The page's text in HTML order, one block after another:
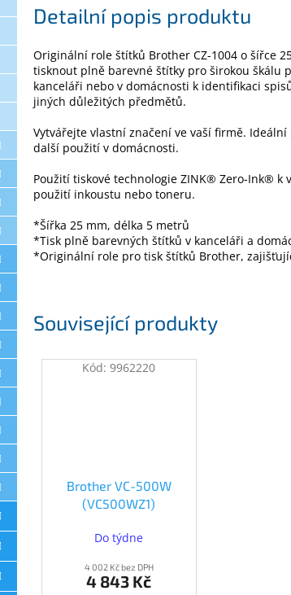
Související produkty
Brother VC-500W
(VC500WZ1)
Do týdne
4 002 Kč bez DPH
4 843 Kč
Kód:9962220
Detailní popis produktu
Originální role štítků Brother CZ-1004 o šířce
tisknout plně barevné štítky pro širokou škálu
kanceláři nebo v domácnosti k identifikaci
jiných důležitých předmětů.
Vytvářejte vlastní značení ve vaší firmě.
další použití v domácnosti.
Použití tiskové technologie ZINK® Zero-Ink® k
použití inkoustu nebo toneru.
*Šířka 25 mm, délka 5 metrů
*Tisk plně barevných štítků v kanceláři a
*Originální role pro tisk štítků Brother,